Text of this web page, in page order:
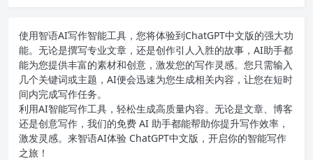
使用智语AI写作智能工具，您将体验到ChatGPT中文版的强大功
能。无论是撰写专业文章，还是创作引人入胜的故事，AI助手都
能为您提供丰富的素材和创意，激发您的写作灵感。您只需输入
几个关键词或主题，AI便会迅速为您生成相关内容，让您在短时
间内完成写作任务。
利用AI智能写作工具，轻松生成高质量内容。无论是文章、博客
还是创意写作，我们的免费 AI 助手都能帮助你提升写作效率，
激发灵感。来智语AI体验 ChatGPT中文版 ，开启你的智能写作
之旅！